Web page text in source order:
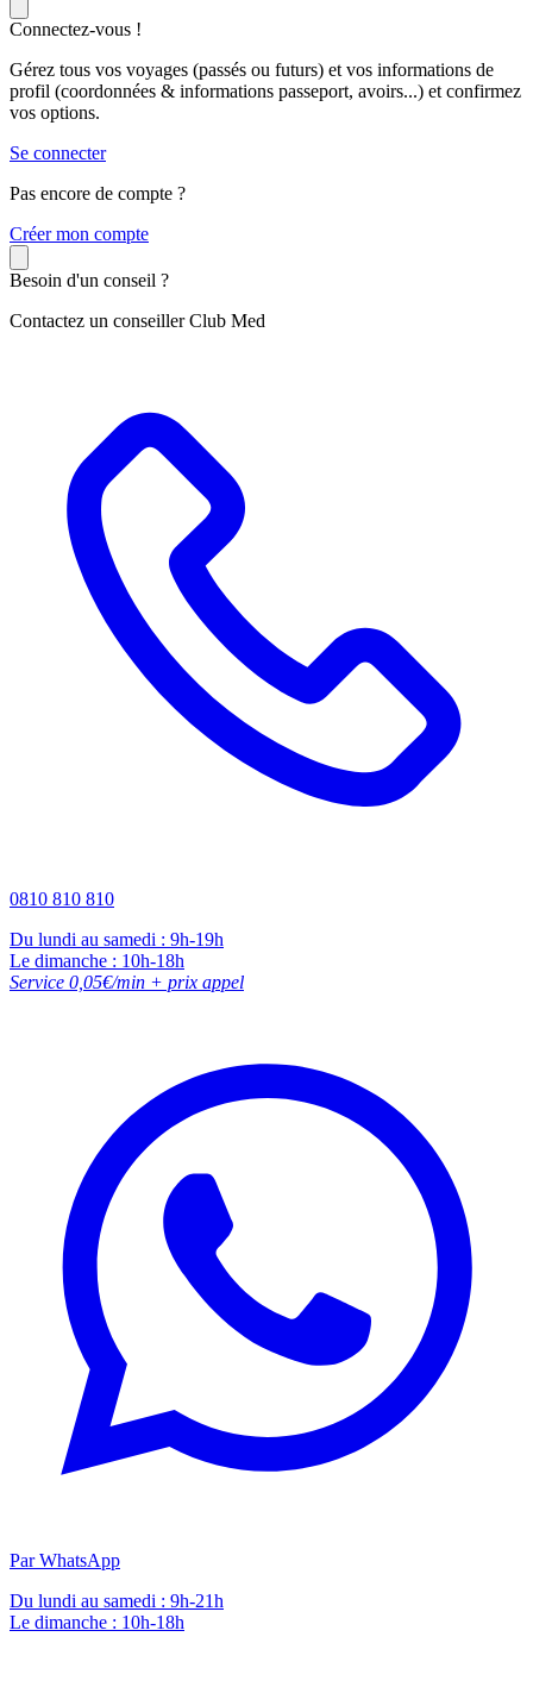
Connectez-vous !
Gérez tous vos voyages (passés ou futurs) et vos informations de
profil (coordonnées & informations passeport, avoirs...) et confirmez
vos options.
Se connecter
Pas encore de compte ?
Créer mon compte
Besoin d'un conseil ?
Contactez un conseiller Club Med
0810 810 810
Du lundi au samedi : 9h-19h
Le dimanche : 10h-18h
Service 0,05€/min + prix appel
Par WhatsApp
Du lundi au samedi : 9h-21h
Le dimanche : 10h-18h